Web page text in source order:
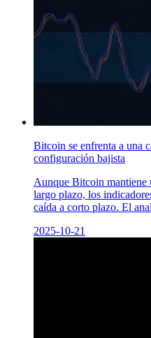
Bitcoin se enfrenta a una
configuración bajista
Aunque Bitcoin mantiene
largo plazo, los
caída a corto plazo. El
2025-10-21